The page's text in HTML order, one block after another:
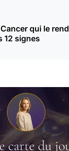
qui le rend
12 signes